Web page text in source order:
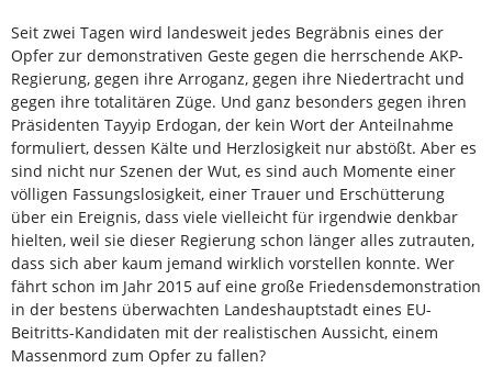
Seit zwei Tagen wird landesweit jedes Begräbnis eines der
Opfer zur demonstrativen Geste gegen die herrschende AKP-
Regierung, gegen ihre Arroganz, gegen ihre Niedertracht und
gegen ihre totalitären Züge. Und ganz besonders gegen ihren
Präsidenten Tayyip Erdogan, der kein Wort der Anteilnahme
formuliert, dessen Kälte und Herzlosigkeit nur abstößt. Aber es
sind nicht nur Szenen der Wut, es sind auch Momente einer
völligen Fassungslosigkeit, einer Trauer und Erschütterung
über ein Ereignis, dass viele vielleicht für irgendwie denkbar
hielten, weil sie dieser Regierung schon länger alles zutrauten,
dass sich aber kaum jemand wirklich vorstellen konnte. Wer
fährt schon im Jahr 2015 auf eine große Friedensdemonstration
in der bestens überwachten Landeshauptstadt eines EU-
Beitritts-Kandidaten mit der realistischen Aussicht, einem
Massenmord zum Opfer zu fallen?